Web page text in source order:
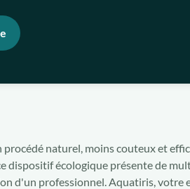
naturel, moins couteux et
dispositif écologique présente de
d'un professionnel. Aquatiris,